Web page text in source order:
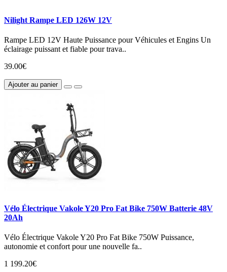
Nilight Rampe LED 126W 12V
Rampe LED 12V Haute Puissance pour Véhicules et Engins Un
éclairage puissant et fiable pour trava..
39.00€
Ajouter au panier
Vélo Électrique Vakole Y20 Pro Fat Bike 750W Batterie 48V
20Ah
Vélo Électrique Vakole Y20 Pro Fat Bike 750W Puissance,
autonomie et confort pour une nouvelle fa..
1 199.20€